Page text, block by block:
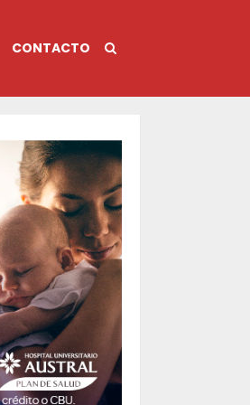
CONTACTO